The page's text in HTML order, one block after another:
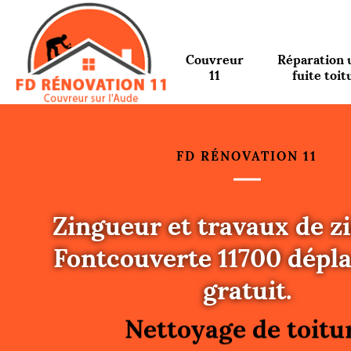
Couvreur
11
Réparation
fuite
FD RÉNOVATION 11
Zingueur et travaux de
Fontcouverte 11700
gratuit.
Urgence fuite
Changement de
Nettoyage de